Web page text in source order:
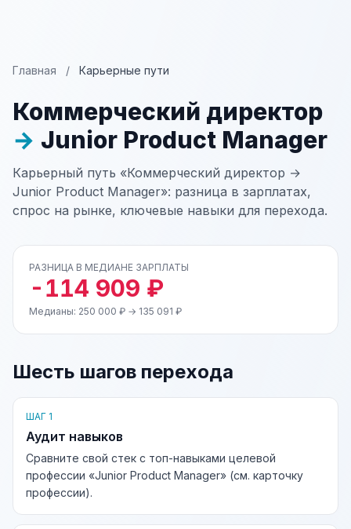
Главная / Карьерные пути
Коммерческий директор
→ Junior Product Manager
Карьерный путь «Коммерческий директор →
Junior Product Manager»: разница в зарплатах,
спрос на рынке, ключевые навыки для перехода.
РАЗНИЦА В МЕДИАНЕ ЗАРПЛАТЫ
-114 909 ₽
Медианы: 250 000 ₽ → 135 091 ₽
Шесть шагов перехода
ШАГ 1
Аудит навыков
Сравните свой стек с топ-навыками целевой
профессии «Junior Product Manager» (см. карточку
профессии).